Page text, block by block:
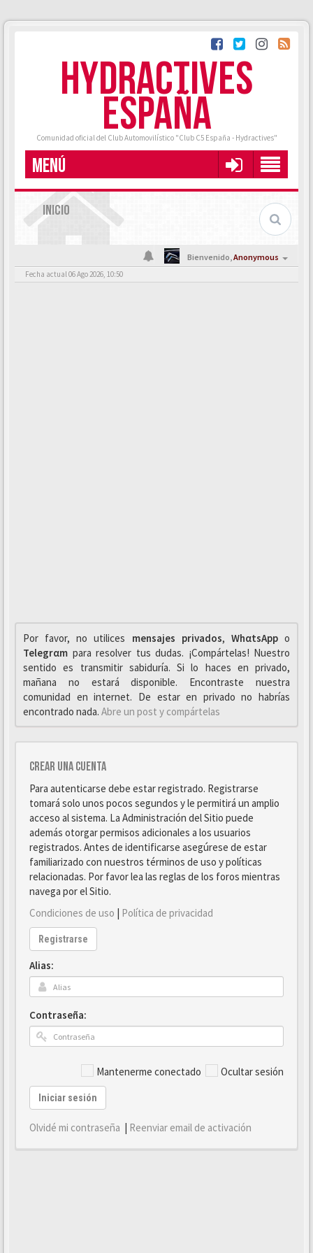
HYDRACTIVES
ESPAÑA
Comunidad oficial del Club Automovilístico "Club C5 España - Hydractives"
MENÚ
INICIO
Bienvenido,Anonymous
Fecha actual 06 Ago 2026, 10:50
Por favor, no utilices mensajes privados, WhαtsAppo
Telegrαm para resolver tus dudas. ¡Compártelas! Nuestro
sentido es transmitir sabiduría. Si lo haces en privado,
mañana no estará disponible. Encontraste nuestra
comunidad en internet. De estar en privado no habrías
encontrado nada. Abre un post y compártelas
Crear una cuenta
Para autenticarse debe estar registrado. Registrarse
tomará solo unos pocos segundos y le permitirá un amplio
acceso al sistema. La Administración del Sitio puede
además otorgar permisos adicionales a los usuarios
registrados. Antes de identificarse asegúrese de estar
familiarizado con nuestros términos de uso y políticas
relacionadas. Por favor lea las reglas de los foros mientras
navega por el Sitio.
Condiciones de uso | Política de privacidad
Registrarse
Alias:
Contraseña:
Mantenerme conectado Ocultar sesión
Iniciar sesión
Olvidé mi contraseña | Reenviar email de activación